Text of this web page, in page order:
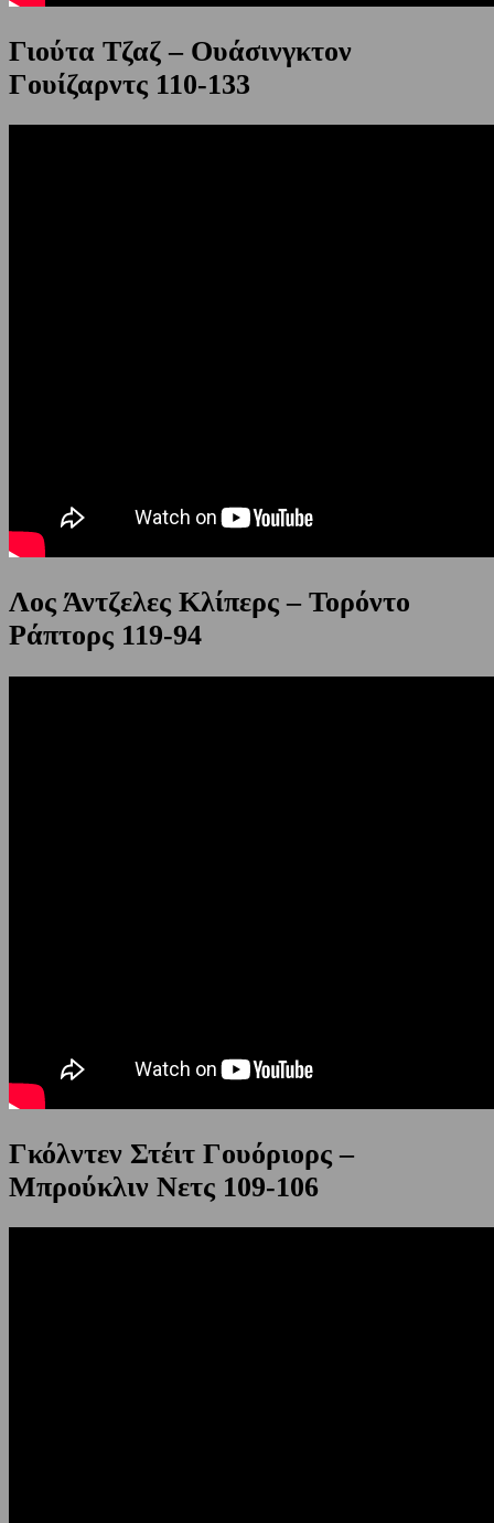
Γιούτα Τζαζ – Ουάσινγκτον
Γουίζαρντς 110-133
Λος Άντζελες Κλίπερς – Τορόντο
Ράπτορς 119-94
Γκόλντεν Στέιτ Γουόριορς –
Μπρούκλιν Νετς 109-106